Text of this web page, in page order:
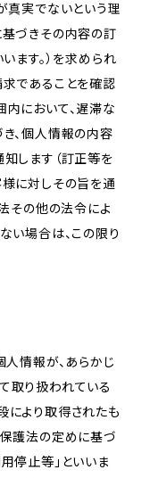
真実でないという理
づきその内容の訂
ます。）を求められ
であることを確認
において、遅滞な
、個人情報の内容
します（訂正等を
に対しその旨を通
その他の法令によ
い場合は、この限り
人情報が、あらかじ
取り扱われている
により取得されたも
護法の定めに基づ
停止等」といいま